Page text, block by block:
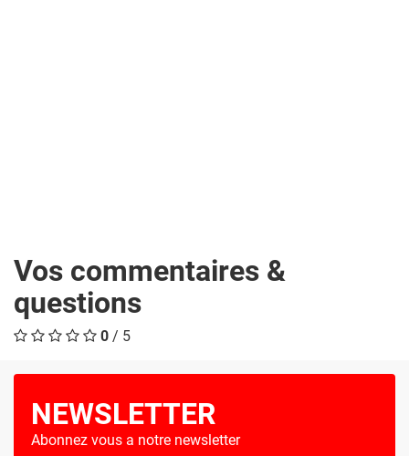
Vos commentaires &
questions
0 / 5
NEWSLETTER
Abonnez vous a notre newsletter